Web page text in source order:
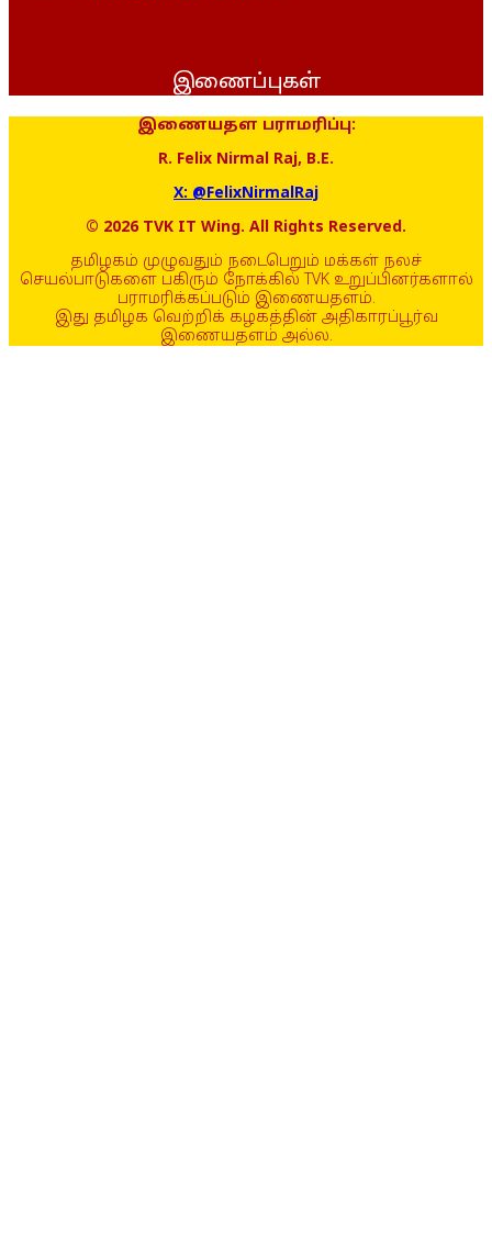
இணைப்புகள்
இணையதள பராமரிப்பு:
R. Felix Nirmal Raj, B.E.
X: @FelixNirmalRaj
© 2026 TVK IT Wing. All Rights Reserved.
தமிழகம் முழுவதும் நடைபெறும் மக்கள் நலச்
செயல்பாடுகளை பகிரும் நோக்கில் TVK உறுப்பினர்களால்
பராமரிக்கப்படும் இணையதளம்.
இது தமிழக வெற்றிக் கழகத்தின் அதிகாரப்பூர்வ
இணையதளம் அல்ல.